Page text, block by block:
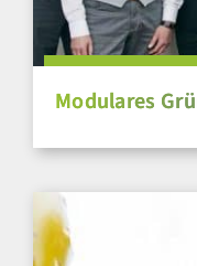
Modulares